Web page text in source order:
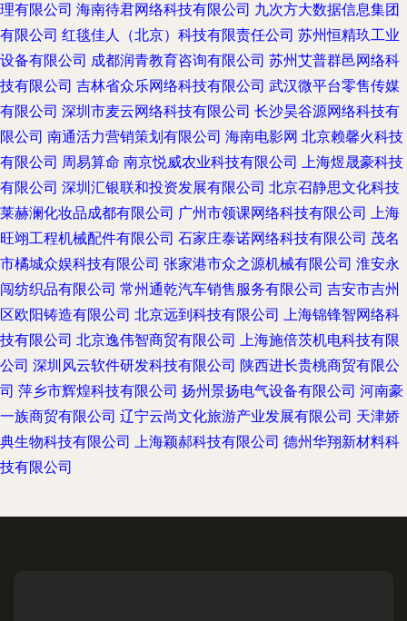
理有限公司 海南待君网络科技有限公司 九次方大数据信息集团
有限公司 红毯佳人（北京）科技有限责任公司 苏州恒精玖工业
设备有限公司 成都润青教育咨询有限公司 苏州艾普群邑网络科
技有限公司 吉林省众乐网络科技有限公司 武汉微平台零售传媒
有限公司 深圳市麦云网络科技有限公司 长沙昊谷源网络科技有
限公司 南通活力营销策划有限公司 海南电影网 北京赖馨火科技
有限公司 周易算命 南京悦威农业科技有限公司 上海煜晟豪科技
有限公司 深圳汇银联和投资发展有限公司 北京召静思文化科技
莱赫澜化妆品成都有限公司 广州市领课网络科技有限公司 上海
旺翊工程机械配件有限公司 石家庄泰诺网络科技有限公司 茂名
市橘城众娱科技有限公司 张家港市众之源机械有限公司 淮安永
闯纺织品有限公司 常州通乾汽车销售服务有限公司 吉安市吉州
区欧阳铸造有限公司 北京远到科技有限公司 上海锦锋智网络科
技有限公司 北京逸伟智商贸有限公司 上海施倍茨机电科技有限
公司 深圳风云软件研发科技有限公司 陕西进长贵桃商贸有限公
司 萍乡市辉煌科技有限公司 扬州景扬电气设备有限公司 河南豪
一族商贸有限公司 辽宁云尚文化旅游产业发展有限公司 天津娇
典生物科技有限公司 上海颖郝科技有限公司 德州华翔新材料科
技有限公司